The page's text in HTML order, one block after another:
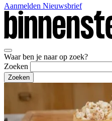
Aanmelden Nieuwsbrief
Waar ben je naar op zoek?
Zoeken